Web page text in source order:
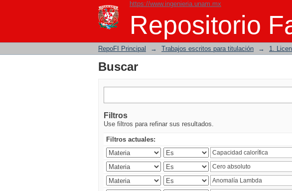
https://www.ingenieria.unam.mx
Repositorio
Buscar
RepoFI Principal → Trabajos escritos para titulación → 1.
Buscar
Filtros
Use filtros para refinar sus resultados.
Filtros actuales: